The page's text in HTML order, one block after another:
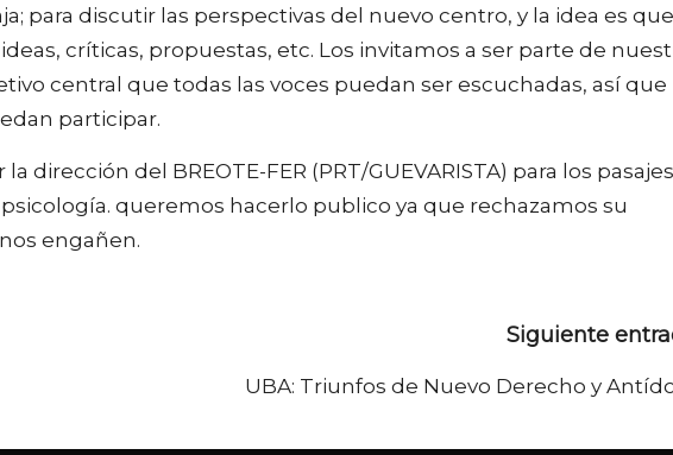
para discutir las perspectivas del nuevo centro, y la idea es que
críticas, propuestas, etc. Los invitamos a ser parte de
central que todas las voces puedan ser escuchadas, así que
participar.
dirección del BREOTE-FER (PRT/GUEVARISTA) para los pasajes
queremos hacerlo publico ya que rechazamos su
engañen.
Siguiente
UBA: Triunfos de Nuevo Derecho y